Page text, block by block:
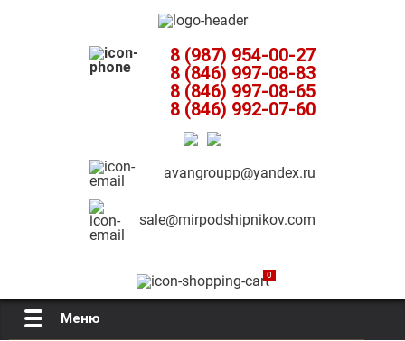
8 (987) 954-00-27
8 (846) 997-08-83
8 (846) 997-08-65
8 (846) 992-07-60
avangroupp@yandex.ru
sale@mirpodshipnikov.com
0
Меню